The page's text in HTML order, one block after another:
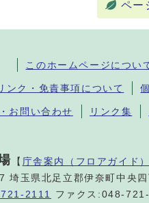
ペー
このホームページについ
ンク・免責事項について
お問い合わせ リンク集
【 庁舎案内（フロアガイド）
埼玉県北足立郡伊奈町中央
2111
ファクス:048-